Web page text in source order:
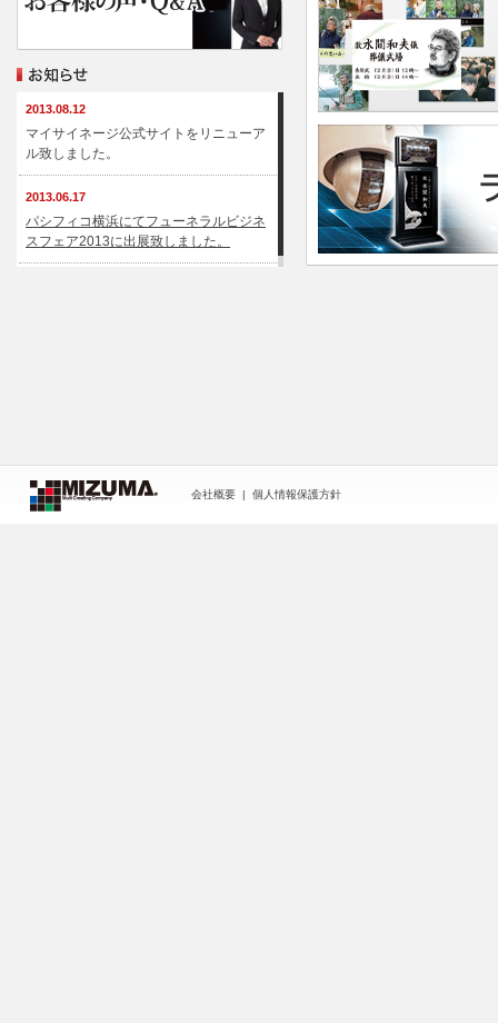
2013.08.12
マイサイネージ公式サイトをリニューア
ル致しました。
2013.06.17
パシフィコ横浜にてフューネラルビジネ
スフェア2013に出展致しました。
会社概要 | 個人情報保護方針